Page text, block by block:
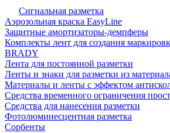
Сигнальная разметка
Аэрозольная краска EasyLine
Защитные амортизаторы-демпферы
Комплекты лент для создания
BRADY
Лента для постоянной разметки
Ленты и знаки для разметки из
Материалы и ленты с эффектом
Средства временного ограничения
Средства для нанесения разметки
Фотолюминесцентная разметка
Сорбенты